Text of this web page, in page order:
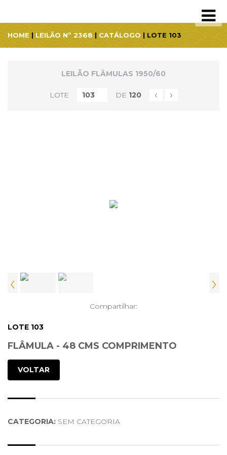
HOME | LEILÃO Nº 2368 | CATÁLOGO | LOTE 103
LEILÃO FLÂMULAS 1950/60
LOTE DE 120 ‹ ›
‹ ›
Compartilhar:
LOTE 103
FLÂMULA - 48 CMS COMPRIMENTO
VOLTAR
CATEGORIA: SEM CATEGORIA